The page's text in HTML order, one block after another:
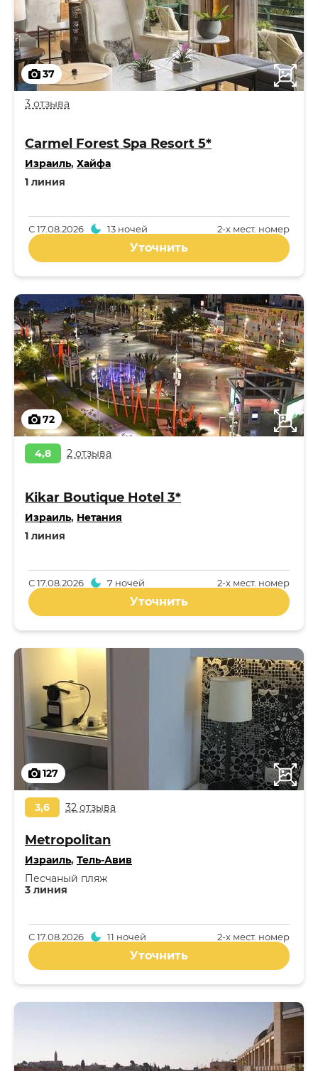
37
3 отзыва
Carmel Forest Spa Resort 5*
Израиль, Хайфа
1 линия
2-x мест. номер
С17.08.2026 13 ночей
Уточнить
72
4,8 2 отзыва
Kikar Boutique Hotel 3*
Израиль, Нетания
1 линия
2-x мест. номер
С17.08.2026 7 ночей
Уточнить
127
3,6 32 отзыва
Metropolitan
Израиль, Тель-Авив
3 линия
Песчаный пляж
2-x мест. номер
С17.08.2026 11 ночей
Уточнить